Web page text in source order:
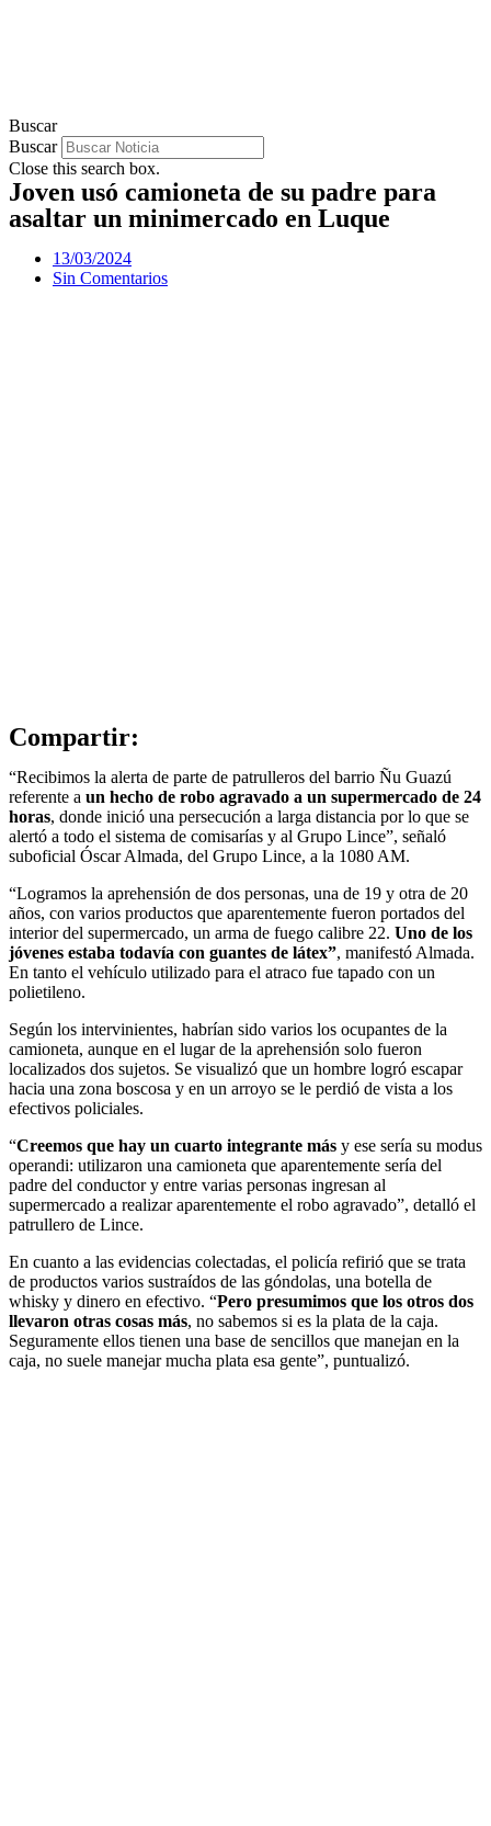
Buscar
Buscar
Close this search box.
Joven usó camioneta de su padre para
asaltar un minimercado en Luque
13/03/2024
Sin Comentarios
Compartir:
“Recibimos la alerta de parte de patrulleros del barrio Ñu Guazú
referente a un hecho de robo agravado a un supermercado de 24
horas, donde inició una persecución a larga distancia por lo que se
alertó a todo el sistema de comisarías y al Grupo Lince”, señaló
suboficial Óscar Almada, del Grupo Lince, a la 1080 AM.
“Logramos la aprehensión de dos personas, una de 19 y otra de 20
años, con varios productos que aparentemente fueron portados del
interior del supermercado, un arma de fuego calibre 22. Uno de los
jóvenes estaba todavía con guantes de látex”, manifestó Almada.
En tanto el vehículo utilizado para el atraco fue tapado con un
polietileno.
Según los intervinientes, habrían sido varios los ocupantes de la
camioneta, aunque en el lugar de la aprehensión solo fueron
localizados dos sujetos. Se visualizó que un hombre logró escapar
hacia una zona boscosa y en un arroyo se le perdió de vista a los
efectivos policiales.
“Creemos que hay un cuarto integrante más y ese sería su modus
operandi: utilizaron una camioneta que aparentemente sería del
padre del conductor y entre varias personas ingresan al
supermercado a realizar aparentemente el robo agravado”, detalló el
patrullero de Lince.
En cuanto a las evidencias colectadas, el policía refirió que se trata
de productos varios sustraídos de las góndolas, una botella de
whisky y dinero en efectivo. “Pero presumimos que los otros dos
llevaron otras cosas más, no sabemos si es la plata de la caja.
Seguramente ellos tienen una base de sencillos que manejan en la
caja, no suele manejar mucha plata esa gente”, puntualizó.